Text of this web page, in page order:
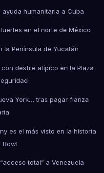
humanitaria a Cuba
en el norte de México
la Península de Yucatán
desfile atípico en la Plaza
York… tras pagar fianza
es el más visto en la historia
Bowl
total” a Venezuela